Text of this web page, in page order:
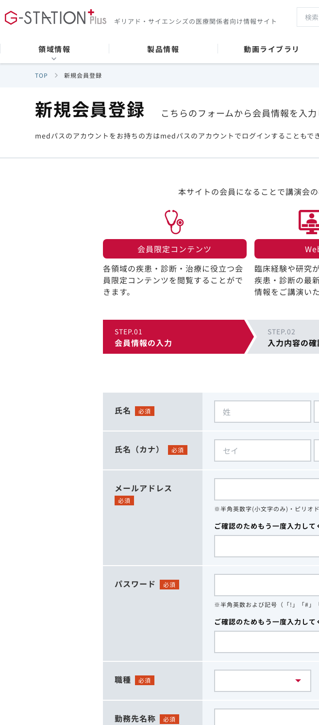
ギリアド・サイエンシズの医療関係者向け情報サイト
領域情報 製品情報 動画ライブラリ
TOP 新規会員登録
新規会員登録 こちらのフォームから会員情報を入力
medパスのアカウントをお持ちの方はmedパスのアカウントでログインすることもでき
本サイトの会員になることで講演会
会員限定コンテンツ​
各領域の疾患・診断・治療に役立つ会
員限定コンテンツを閲覧することがで
きます。​
臨床経験や研究
疾患・診断の最
情報をご講演い
STEP.01
会員情報の入力
STEP.02
入力内容の確
氏名 必須
氏名（カナ） 必須
メールアドレス
必須
※半角英数字(小文字のみ)・ピリオ
ご確認のためもう一度入力して
パスワード 必須
※半角英数および記号（「!」「#」
ご確認のためもう一度入力して
職種 必須
勤務先名称 必須